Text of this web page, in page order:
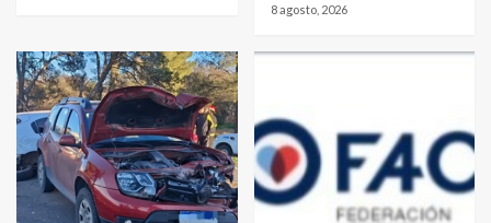
8 agosto, 2026